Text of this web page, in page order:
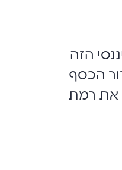
הזה
הכסף
את רמת